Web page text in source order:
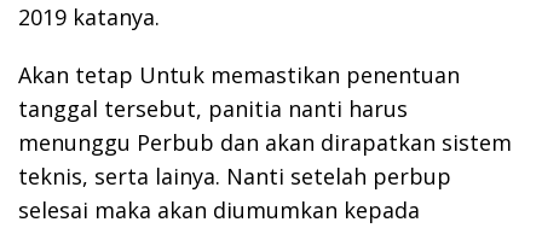
2019 katanya.
Akan tetap Untuk memastikan penentuan
tanggal tersebut, panitia nanti harus
menunggu Perbub dan akan dirapatkan sistem
teknis, serta lainya. Nanti setelah perbup
selesai maka akan diumumkan kepada